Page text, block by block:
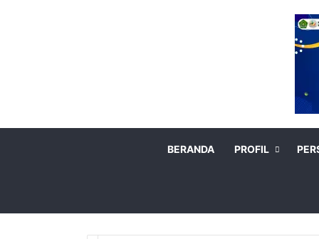
BERANDA PROFIL